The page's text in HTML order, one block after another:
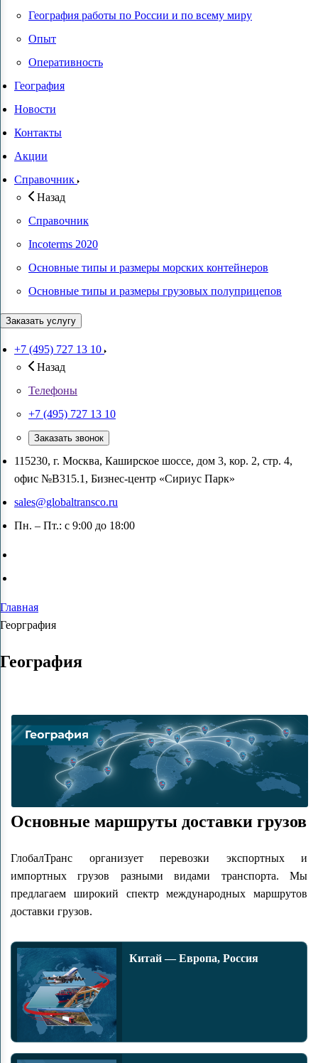
География работы по России и по всему миру
Опыт
Оперативность
География
Новости
Контакты
Акции
Справочник
Назад
Справочник
Incoterms 2020
Основные типы и размеры морских контейнеров
Основные типы и размеры грузовых полуприцепов
Заказать услугу
+7 (495) 727 13 10
Назад
Телефоны
+7 (495) 727 13 10
Заказать звонок
115230, г. Москва, Каширское шоссе, дом 3, кор. 2, стр. 4,
офис №В315.1, Бизнес-центр «Сириус Парк»
sales@globaltransco.ru
Пн. – Пт.: с 9:00 до 18:00
Главная
Георграфия
География
Основные маршруты доставки грузов
ГлобалТранс организует перевозки экспортных и
импортных грузов разными видами транспорта. Мы
предлагаем широкий спектр международных маршрутов
доставки грузов.
Китай — Европа, Россия